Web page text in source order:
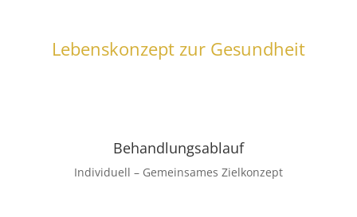
Lebenskonzept zur Gesundheit
Behandlungsablauf
Individuell – Gemeinsames Zielkonzept